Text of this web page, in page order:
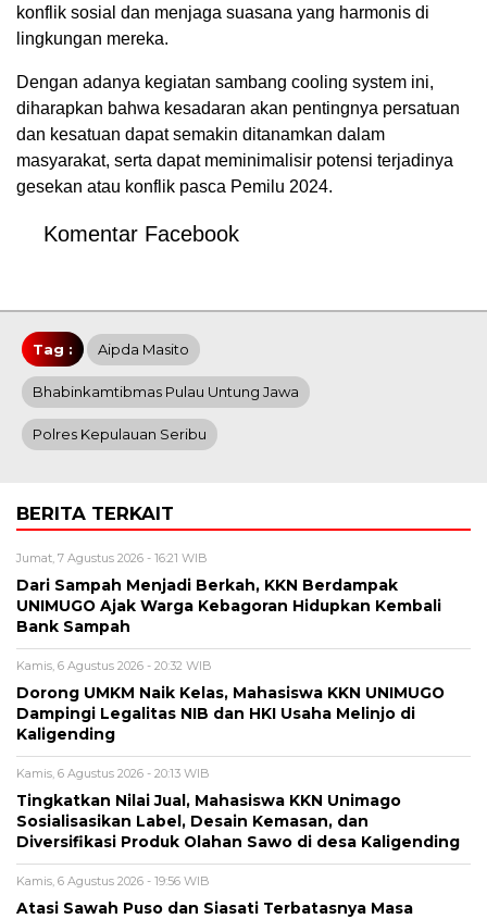
konflik sosial dan menjaga suasana yang harmonis di
lingkungan mereka.
Dengan adanya kegiatan sambang cooling system ini,
diharapkan bahwa kesadaran akan pentingnya persatuan
dan kesatuan dapat semakin ditanamkan dalam
masyarakat, serta dapat meminimalisir potensi terjadinya
gesekan atau konflik pasca Pemilu 2024.
Komentar Facebook
Tag : Aipda Masito
Bhabinkamtibmas Pulau Untung Jawa
Polres Kepulauan Seribu
BERITA TERKAIT
Jumat, 7 Agustus 2026 - 16:21 WIB
Dari Sampah Menjadi Berkah, KKN Berdampak
UNIMUGO Ajak Warga Kebagoran Hidupkan Kembali
Bank Sampah
Kamis, 6 Agustus 2026 - 20:32 WIB
Dorong UMKM Naik Kelas, Mahasiswa KKN UNIMUGO
Dampingi Legalitas NIB dan HKI Usaha Melinjo di
Kaligending
Kamis, 6 Agustus 2026 - 20:13 WIB
Tingkatkan Nilai Jual, Mahasiswa KKN Unimago
Sosialisasikan Label, Desain Kemasan, dan
Diversifikasi Produk Olahan Sawo di desa Kaligending
Kamis, 6 Agustus 2026 - 19:56 WIB
Atasi Sawah Puso dan Siasati Terbatasnya Masa